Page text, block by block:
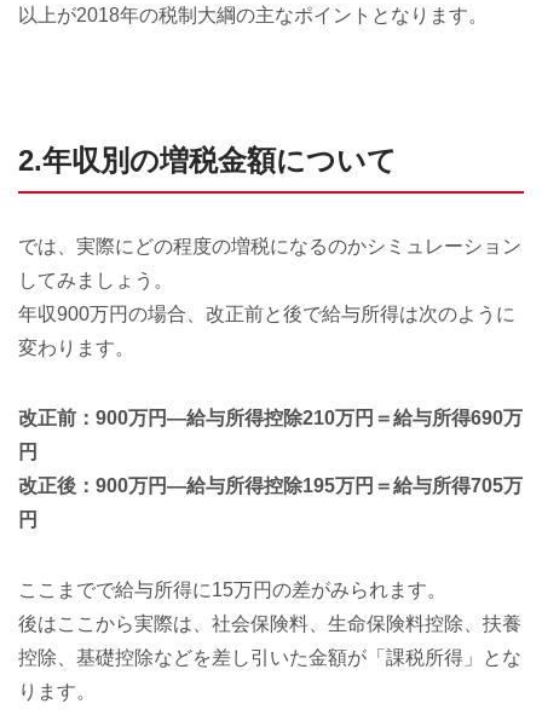
以上が2018年の税制大綱の主なポイントとなります。
2.年収別の増税金額について
では、実際にどの程度の増税になるのかシミュレーション
してみましょう。
年収900万円の場合、改正前と後で給与所得は次のように
変わります。
改正前：900万円—給与所得控除210万円＝給与所得690万
円
改正後：900万円—給与所得控除195万円＝給与所得705万
円
ここまでで給与所得に15万円の差がみられます。
後はここから実際は、社会保険料、生命保険料控除、扶養
控除、基礎控除などを差し引いた金額が「課税所得」とな
ります。